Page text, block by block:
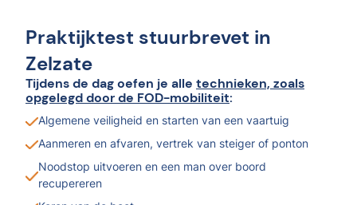
Praktijktest stuurbrevet in
Zelzate
Tijdens de dag oefen je alle technieken, zoals
opgelegd door de FOD-mobiliteit:
Algemene veiligheid en starten van een vaartuig
Aanmeren en afvaren, vertrek van steiger of ponton
Noodstop uitvoeren en een man over boord
recupereren